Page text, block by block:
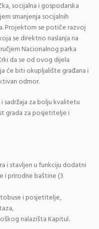
socijalna i gospodarska
smanjenja socijalnih
Projektom se potiče razvoj
se direktno naslanja na
Nacionalnog parka
da se od ovog dijela
će biti okupljalište građana i
odmor.
sadržaja za bolju kvalitetu
grada za posjetitelje i
i stavljen u funkciju dodatni
i prirodne baštine (3
i posjetitelje,
nalazišta Kapitul.